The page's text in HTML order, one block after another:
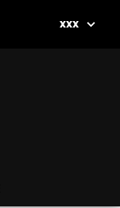
xxx